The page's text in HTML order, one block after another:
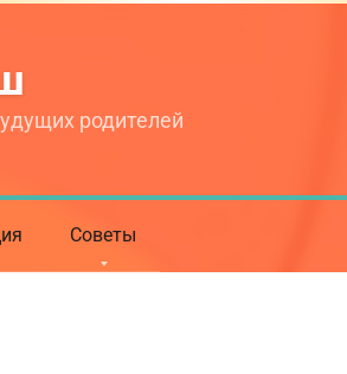
родителей
Советы